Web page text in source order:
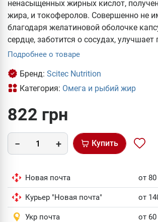
ненасыщенных жирных кислот,
жира, и токоферолов. Совершенно не
благодаря желатиновой оболочке
сердце, заботится о сосудах,
Подробнее о товаре
Бренд: Scitec Nutrition
Категория: Омега и рыбий жир
822 грн
Купить
Новая почта от 80
Курьер "Новая почта" от
Укр почта от 60